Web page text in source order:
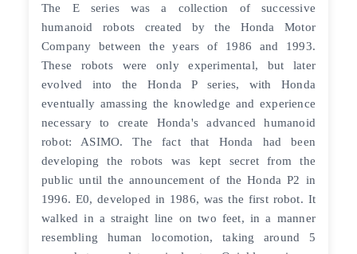
The E series was a collection of successive
humanoid robots created by the Honda Motor
Company between the years of 1986 and 1993.
These robots were only experimental, but later
evolved into the Honda P series, with Honda
eventually amassing the knowledge and experience
necessary to create Honda's advanced humanoid
robot: ASIMO. The fact that Honda had been
developing the robots was kept secret from the
public until the announcement of the Honda P2 in
1996. E0, developed in 1986, was the first robot. It
walked in a straight line on two feet, in a manner
resembling human locomotion, taking around 5